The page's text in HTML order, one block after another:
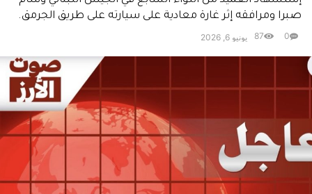
صبرا ومرافقه إثر غارة معادية على سيارته على طريق الجرمق.
يونيو 6, 2026 0
87